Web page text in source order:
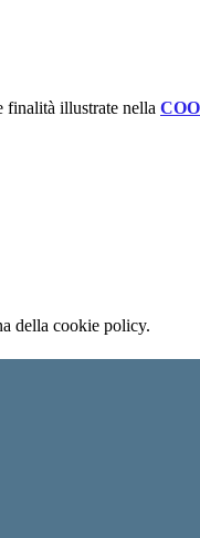
finalità illustrate nella
della cookie policy.